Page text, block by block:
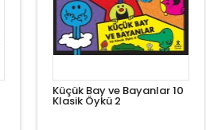
Küçük Bay ve Bayanlar 10
Klasik Öykü 2